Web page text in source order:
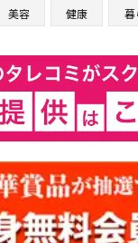
美容 健康 暮